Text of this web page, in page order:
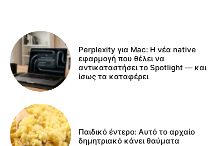
Perplexity για Mac: Η νέα native
εφαρμογή που θέλει να
αντικαταστήσει το Spotlight — και
ίσως τα καταφέρει
Παιδικό έντερο: Αυτό το αρχαίο
δημητριακό κάνει θαύματα